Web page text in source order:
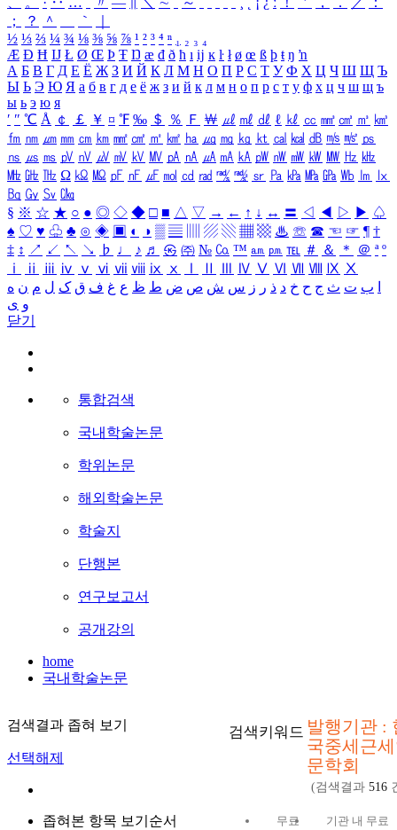
；
？ ＾ ｀
½ ⅓ ⅔ ¼ ¾ ⅛ ⅜ ⅝ ⅞ ¹ ² ³ ⁴ ⁿ ₁ ₂ ₃ ₄
Æ Ð Ħ Ĳ Ł Ø Œ Þ Ŧ Ŋ æ đ ð ħ ı ĳ ĸ ŀ ł ø œ ß þ ŧ ŋ ŉ
А Б В Г Д Е Ё Ж З И Й К Л М Н О П Р С Т У Ф Х Ц Ч Ш Щ Ъ
Ы Ь Э Ю Я а б в г д е ё ж з и й к л м н о п р с т у ф х ц ч ш щ ъ
ы ь э ю я
′ ″ ℃ Å ￠ ￡ ￥ ¤ ℉ ‰ ＄ ％ Ｆ ￦ ㎕ ㎖ ㎗ ℓ ㎘ ㏄ ㎣ ㎤ ㎥ ㎦
㎙ ㎚ ㎛ ㎜ ㎝ ㎞ ㎟ ㎠ ㎡ ㎢ ㏊ ㎍ ㎎ ㎏ ㏏ ㎈ ㎉ ㏈ ㎧ ㎨ ㎰
㎱ ㎲ ㎳ ㎴ ㎵ ㎶ ㎷ ㎸ ㎹ ㎀ ㎁ ㎂ ㎃ ㎄ ㎺ ㎻ ㎽ ㎾ ㎿ ㎐ ㎑
㎒ ㎓ ㎔ Ω ㏀ ㏁ ㎊ ㎋ ㎌ ㏖ ㏅ ㎭ ㎮ ㎯ ㏛ ㎩ ㎪ ㎫ ㎬ ㏝ ㏐
㏓
㏃ ㏉ ㏜ ㏆
§ ※ ☆ ★ ○ ● ◎ ◇ ◆ □ ■ △ ▽ → ← ↑ ↓ ↔ 〓 ◁ ◀ ▷ ▶ ♤
♠ ♡ ♥ ♧ ♣ ⊙ ◈ ▣ ◐ ◑ ▒ ▤ ▨ ▧ ▦ ▩ ♨ ☏ ☎ ☜ ☞ ¶ †
‡ ↕ ↗ ↙ ↖ ↘ ♭ ♩ ♪ ♬ ㉿ ㈜ № ㏇ ™ ㏂ ㏘ ℡ ＃ ＆ ＊ ＠ ª º
ⅰ
ⅱ ⅲ ⅳ ⅴ ⅵ ⅶ ⅷ ⅸ ⅹ Ⅳ Ⅴ Ⅵ Ⅶ Ⅷ Ⅸ Ⅹ
ب ت ث ج ح خ د ذ ر ز س ش ص ض ط ظ ع غ ف ق ک ل م ن ه
و ی
닫기
통합검색
국내학술논문
학위논문
해외학술논문
학술지
단행본
연구보고서
공개강의
home
국내학술논문
검색결과 좁혀 보기
선택해제
좁혀본 항목 보기순서
검색키워드 발행기관 :
국중세근
문학회
(검색결과 516
무료
기관 내 무료